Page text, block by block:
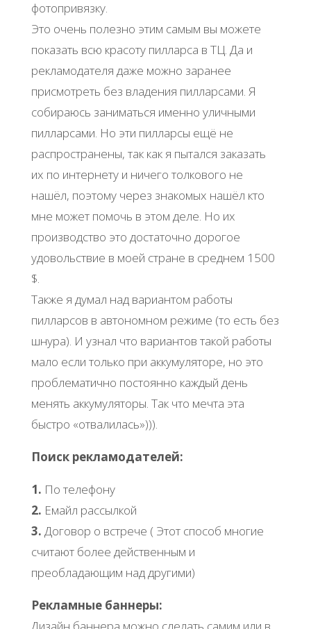
фотопривязку.
Это очень полезно этим самым вы можете
показать всю красоту пилларса в ТЦ. Да и
рекламодателя даже можно заранее
присмотреть без владения пилларсами. Я
собираюсь заниматься именно уличными
пилларсами. Но эти пилларсы ещё не
распространены, так как я пытался заказать
их по интернету и ничего толкового не
нашёл, поэтому через знакомых нашёл кто
мне может помочь в этом деле. Но их
производство это достаточно дорогое
удовольствие в моей стране в среднем 1500
$.
Также я думал над вариантом работы
пилларсов в автономном режиме (то есть без
шнура). И узнал что вариантов такой работы
мало если только при аккумуляторе, но это
проблематично постоянно каждый день
менять аккумуляторы. Так что мечта эта
быстро «отвалилась»))).
Поиск рекламодателей:
1. По телефону
2. Емайл рассылкой
3. Договор о встрече ( Этот способ многие
считают более действенным и
преобладающим над другими)
Рекламные баннеры: